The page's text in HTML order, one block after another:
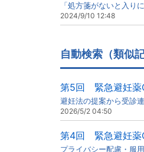
「処方箋がないと入り
2024/9/10 12:48
自動検索（類似
第5回 緊急避妊薬
避妊法の提案から受診
2026/5/2 04:50
第4回 緊急避妊薬
プライバシー配慮・服